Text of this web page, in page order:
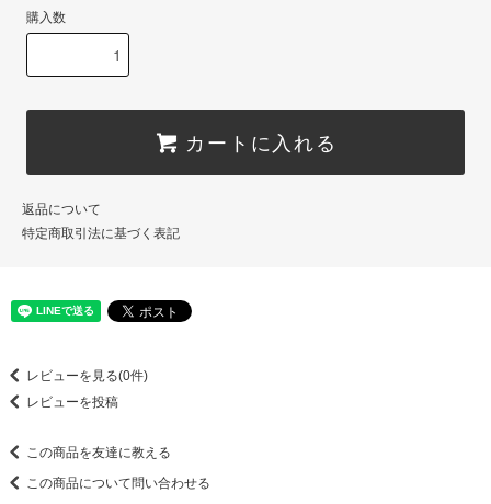
購入数
カートに入れる
返品について
特定商取引法に基づく表記
レビューを見る(0件)
レビューを投稿
この商品を友達に教える
この商品について問い合わせる